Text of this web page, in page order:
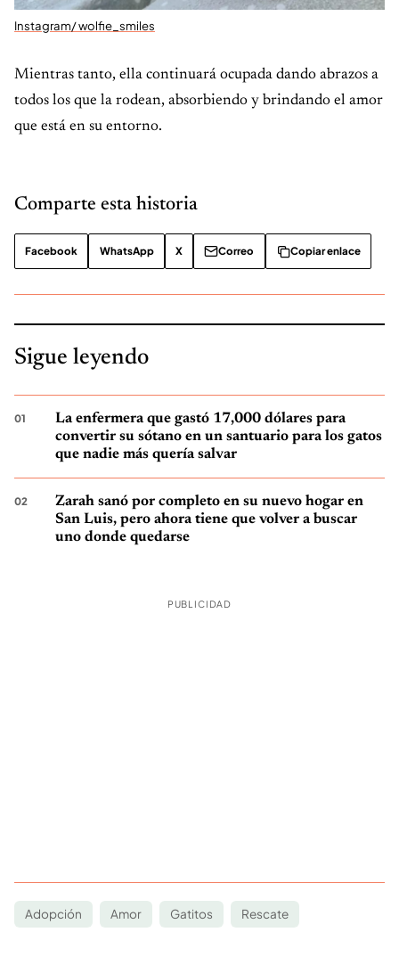
Instagram/ wolfie_smiles
Mientras tanto, ella continuará ocupada dando abrazos a
todos los que la rodean, absorbiendo y brindando el amor
que está en su entorno.
Comparte esta historia
Facebook WhatsApp X Correo Copiar enlace
Sigue leyendo
La enfermera que gastó 17,000 dólares para
convertir su sótano en un santuario para los gatos
que nadie más quería salvar
Zarah sanó por completo en su nuevo hogar en
San Luis, pero ahora tiene que volver a buscar
uno donde quedarse
PUBLICIDAD
Adopción Amor Gatitos Rescate